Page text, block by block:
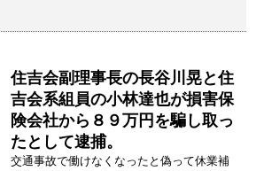
住吉会副理事長の長谷川晃と住
吉会系組員の小林達也が損害保
険会社から８９万円を騙し取っ
たとして逮捕。
交通事故で働けなくなったと偽って休業補